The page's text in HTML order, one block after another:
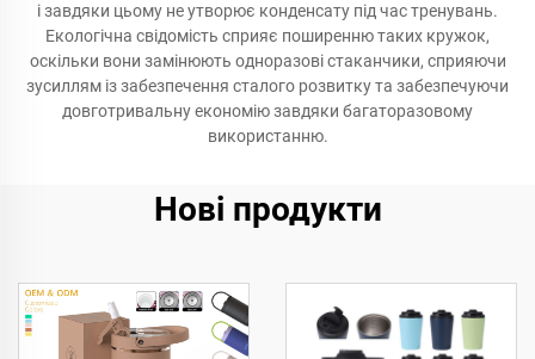
і завдяки цьому не утворює конденсату під час тренувань.
Екологічна свідомість сприяє поширенню таких кружок,
оскільки вони замінюють одноразові стаканчики, сприяючи
зусиллям із забезпечення сталого розвитку та забезпечуючи
довготривальну економію завдяки багаторазовому
використанню.
Нові продукти